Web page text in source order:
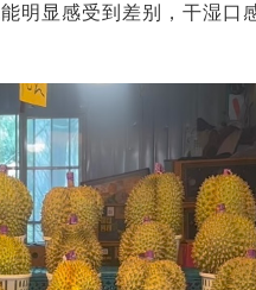
明显感受到差别，干湿口